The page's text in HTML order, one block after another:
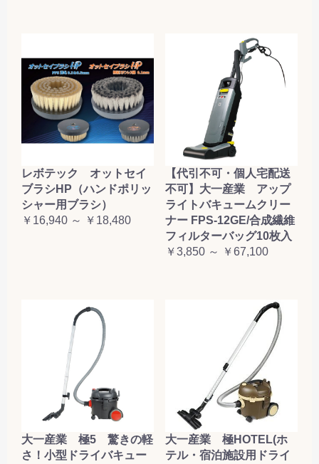
レボテック オットセイ
ブラシHP（ハンドポリッ
シャー用ブラシ）
￥16,940 ～ ￥18,480
【代引不可・個人宅配送
不可】大一産業 アップ
ライトバキュームクリー
ナー FPS-12GE/合成繊維
フィルターバッグ10枚入
￥3,850 ～ ￥67,100
大一産業 極5 驚きの軽
さ！小型ドライバキュー
大一産業 極HOTEL(ホ
テル・宿泊施設用ドライ